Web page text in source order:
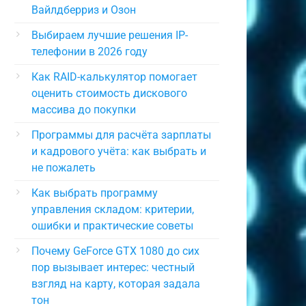
Вайлдберриз и Озон
Выбираем лучшие решения IP-
телефонии в 2026 году
Как RAID-калькулятор помогает
оценить стоимость дискового
массива до покупки
Программы для расчёта зарплаты
и кадрового учёта: как выбрать и
не пожалеть
Как выбрать программу
управления складом: критерии,
ошибки и практические советы
Почему GeForce GTX 1080 до сих
пор вызывает интерес: честный
взгляд на карту, которая задала
тон